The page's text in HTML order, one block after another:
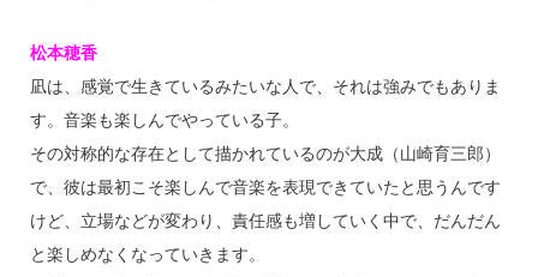
松本穂香
凪は、感覚で生きているみたいな人で、それは強みでもありま
す。音楽も楽しんでやっている子。
その対称的な存在として描かれているのが大成（山崎育三郎）
で、彼は最初こそ楽しんで音楽を表現できていたと思うんです
けど、立場などが変わり、責任感も増していく中で、だんだん
と楽しめなくなっていきます。